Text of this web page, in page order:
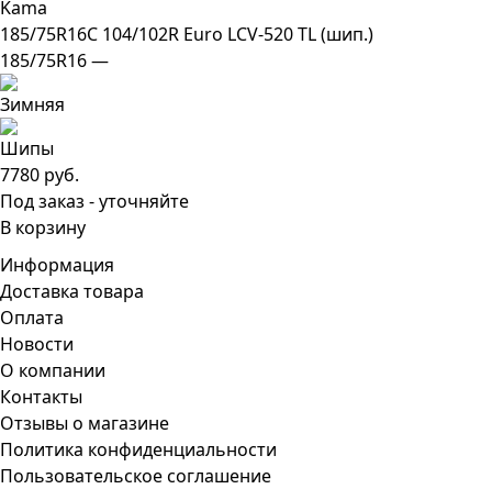
Kama
185/75R16C 104/102R Euro LCV-520 TL (шип.)
185/75R16 —
7780 руб.
Под заказ - уточняйте
В корзину
Информация
Доставка товара
Оплата
Новости
О компании
Контакты
Отзывы о магазине
Политика конфиденциальности
Пользовательское соглашение